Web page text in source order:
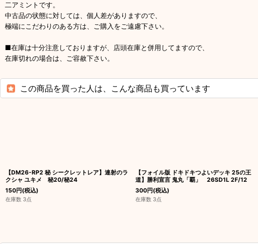
二アミントです。
中古品の状態に対しては、個人差がありますので、
極端にこだわりのある方は、ご購入をご遠慮下さい。
■在庫は十分注意しておりますが、店頭在庫と併用してますので、
在庫切れの場合は、ご容赦下さい。
この商品を買った人は、こんな商品も買っています
【DM26-RP2 秘 シークレットレア】連射のラ
クシャ ユキメ 秘20/秘24
150円(税込)
在庫数 3点
【フォイル版 ドキドキつよいデッキ 25の王
道】勝利宣言 鬼丸「覇」 26SD1L 2F/12
300円(税込)
在庫数 3点